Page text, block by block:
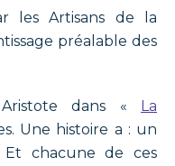
les Artisans de la
préalable des
dans « La
Une histoire a : un
chacune de ces